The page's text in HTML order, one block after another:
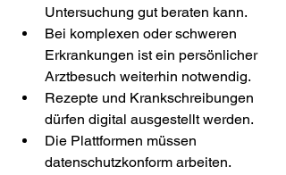
Untersuchung gut beraten kann.
Bei komplexen oder schweren
Erkrankungen ist ein persönlicher
Arztbesuch weiterhin notwendig.
Rezepte und Krankschreibungen
dürfen digital ausgestellt werden.
Die Plattformen müssen
datenschutzkonform arbeiten.